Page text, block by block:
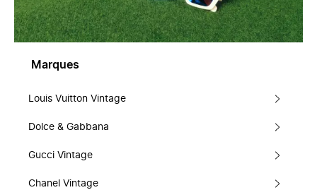
Marques
Louis Vuitton Vintage
Dolce & Gabbana
Gucci Vintage
Chanel Vintage